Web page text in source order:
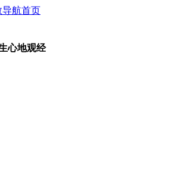
航首页
心地观经